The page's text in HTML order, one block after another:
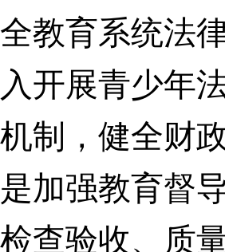
全教育系统法
入开展青少年
机制，健全财
是加强教育督
检查验收、质